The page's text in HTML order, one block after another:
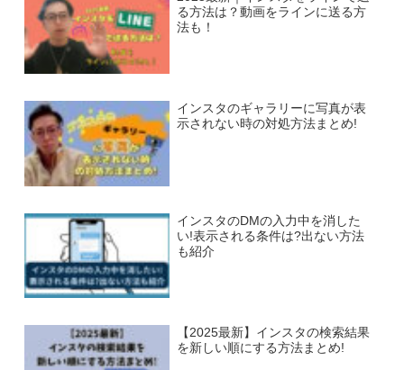
る方法は？動画をラインに送る方
法も！
インスタのギャラリーに写真が表
示されない時の対処方法まとめ!
インスタのDMの入力中を消した
い!表示される条件は?出ない方法
も紹介
【2025最新】インスタの検索結果
を新しい順にする方法まとめ!